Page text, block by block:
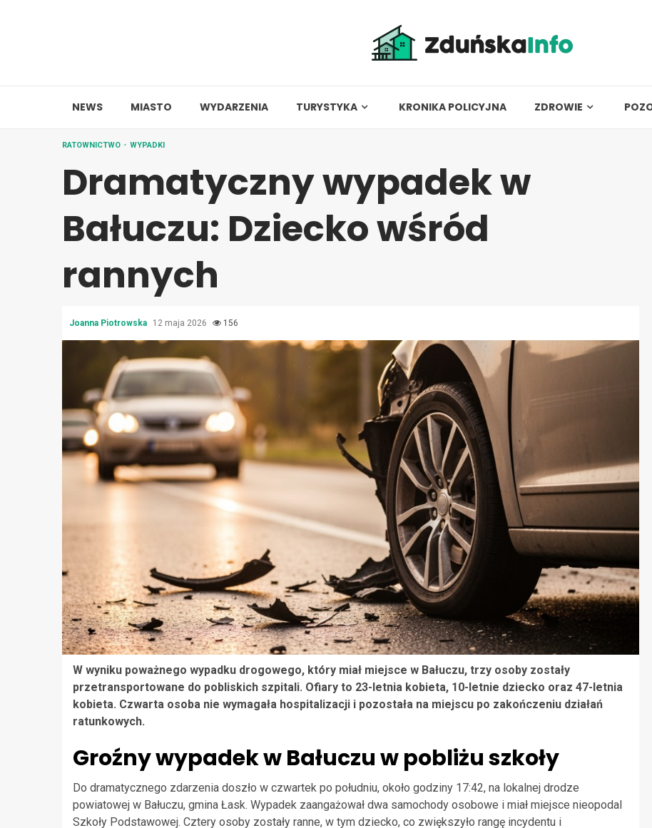
NEWS MIASTO WYDARZENIA TURYSTYKA KRONIKA POLICYJNA ZDROWIE
RATOWNICTWO WYPADKI
Dramatyczny wypadek w
Bałuczu: Dziecko wśród
rannych
Joanna Piotrowska 12 maja 2026 156
W wyniku poważnego wypadku drogowego, który miał miejsce w Bałuczu, trzy osoby zostały
przetransportowane do pobliskich szpitali. Ofiary to 23-letnia kobieta, 10-letnie dziecko oraz 47-letnia
kobieta. Czwarta osoba nie wymagała hospitalizacji i pozostała na miejscu po zakończeniu działań
ratunkowych.
Groźny wypadek w Bałuczu w pobliżu szkoły
Do dramatycznego zdarzenia doszło w czwartek po południu, około godziny 17:42, na lokalnej drodze
powiatowej w Bałuczu, gmina Łask. Wypadek zaangażował dwa samochody osobowe i miał miejsce nieopodal
Szkoły Podstawowej. Cztery osoby zostały ranne, w tym dziecko, co zwiększyło rangę incydentu i